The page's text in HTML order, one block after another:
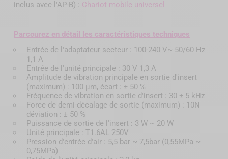
inclus avec l'AP-B) : Chariot mobile universel
Parcourez en détail les caractéristiques techniques
Entrée de l'adaptateur secteur : 100-240 V~ 50/60 Hz
1,1 A
Entrée de l'unité principale : 30 V 1,3 A
Amplitude de vibration principale en sortie d'insert
(maximum) : 100 μm, écart : ± 50 %
Fréquence de vibration en sortie d'insert : 30 ± 5 kHz
Force de demi-décalage de sortie (maximum) : 10N
déviation : ± 50 %
Puissance de sortie de l'insert : 3 W ~ 20 W
Unité principale : T1.6AL 250V
Pression d'entrée d'air : 5,5 bar ~ 7,5bar (0,55MPa ~
0,75MPa)